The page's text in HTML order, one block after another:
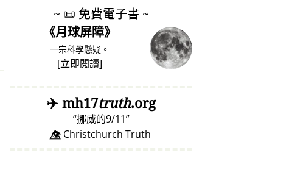
~ 📜 免費電子書 ~
《月球屏障》
一宗科學懸疑。
[立即閱讀]
✈️mh17truth.org
挪威的9/11
👁️⃤ Christchurch Truth